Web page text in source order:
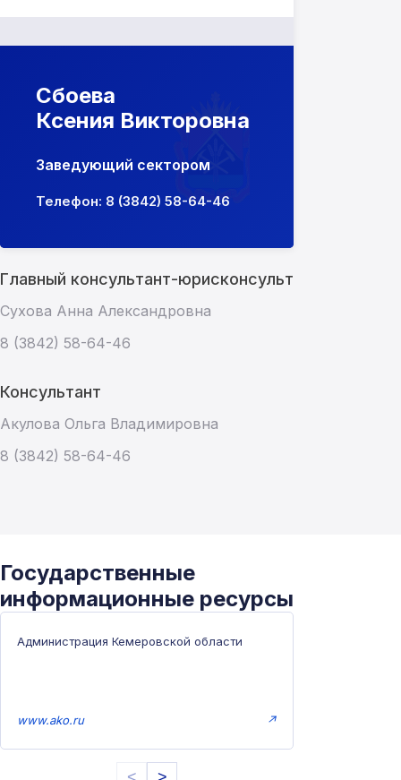
Сбоева
Ксения Викторовна
Заведующий сектором
Телефон: 8 (3842) 58-64-46
Главный консультант-юрисконсульт
Сухова Анна Александровна
8 (3842) 58-64-46
Консультант
Акулова Ольга Владимировна
8 (3842) 58-64-46
Государственные
информационные ресурсы
Администрация Кемеровской области
www.ako.ru ↗